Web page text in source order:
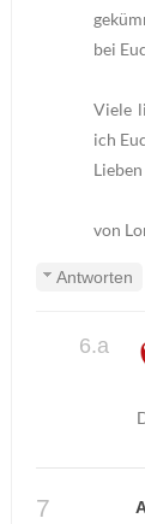
bei
Viele
ich
von
Antworten